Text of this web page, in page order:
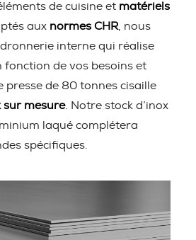
de cuisine et matériels
aux normes CHR , nous
interne qui réalise
fonction de vos besoins et
presse de 80 tonnes cisaille
sur mesure. Notre stock d’inox
laqué complétera
spécifiques.